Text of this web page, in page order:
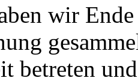
wir
betreten